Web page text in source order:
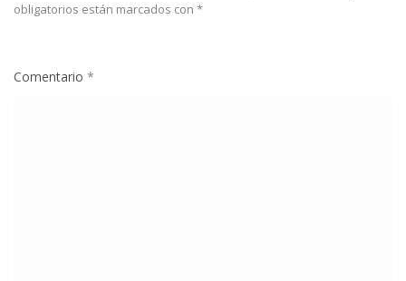
obligatorios están marcados con *
Comentario *